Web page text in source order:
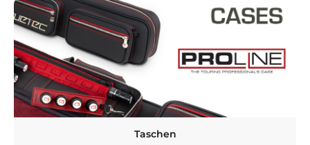
Taschen